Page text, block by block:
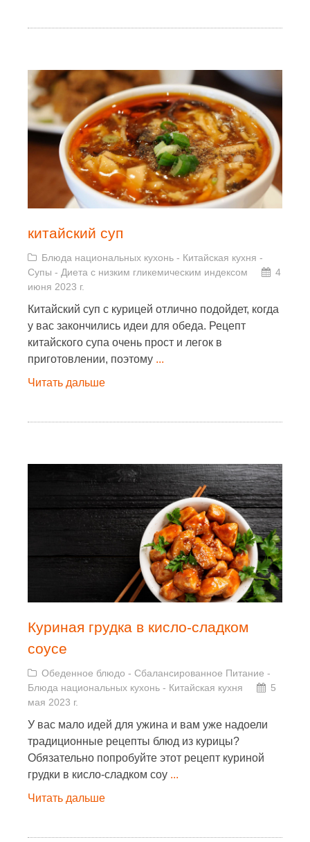
китайский суп
Блюда национальных кухонь - Китайская кухня -
Супы - Диета с низким гликемическим индексом
4
июня 2023 г.
Китайский суп с курицей отлично подойдет, когда
у вас закончились идеи для обеда. Рецепт
китайского супа очень прост и легок в
приготовлении, поэтому ...
Читать дальше
Куриная грудка в кисло-сладком
соусе
Обеденное блюдо - Сбалансированное Питание -
Блюда национальных кухонь - Китайская кухня
5
мая 2023 г.
У вас мало идей для ужина и вам уже надоели
традиционные рецепты блюд из курицы?
Обязательно попробуйте этот рецепт куриной
грудки в кисло-сладком соу ...
Читать дальше